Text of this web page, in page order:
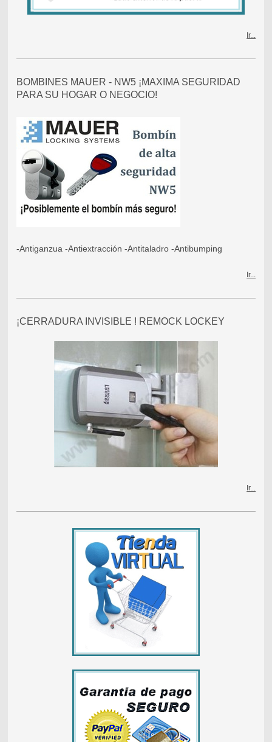
Ir...
BOMBINES MAUER - NW5 ¡MAXIMA SEGURIDAD
PARA SU HOGAR O NEGOCIO!
-Antiganzua -Antiextracción -Antitaladro -Antibumping
Ir...
¡CERRADURA INVISIBLE ! REMOCK LOCKEY
Ir...